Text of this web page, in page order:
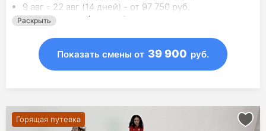
9 авг - 22 авг (14 дней) - от 97 750 руб.
20 авг - 29 авг (10 дней) - от 69 200 руб.
24 окт - 31 окт (8 дней) - от 39 900 руб.
14 ноя - 21 ноя (8 дней) - от 39 900 руб.
Раскрыть
Показать смены от 39 900 руб.
Горящая путевка